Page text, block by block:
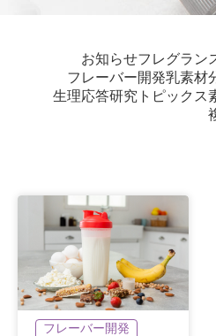
お知らせフレグラン
フレーバー開発乳素材
生理応答研究トピックス
フレーバー開発